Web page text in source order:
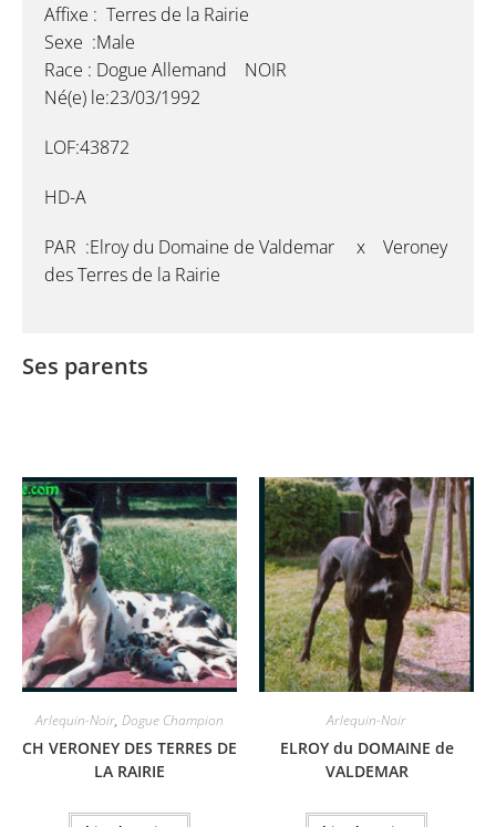
Affixe : Terres de la Rairie
Sexe :Male
Race : Dogue Allemand NOIR
Né(e) le:23/03/1992
LOF:43872
HD-A
PAR :Elroy du Domaine de Valdemar x Veroney
des Terres de la Rairie
Ses parents
Arlequin-Noir, Dogue Champion
CH VERONEY DES TERRES DE
LA RAIRIE
Arlequin-Noir
ELROY du DOMAINE de
VALDEMAR